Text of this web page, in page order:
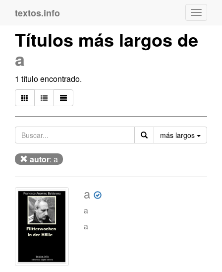
textos.info
Títulos más largos de
a
1 título encontrado.
más largos
autor: a
a
a
a